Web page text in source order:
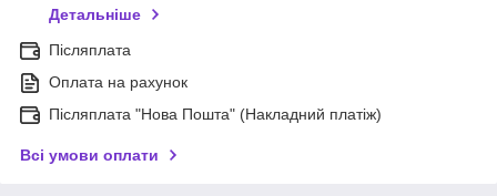
Детальніше
Післяплата
Оплата на рахунок
Післяплата "Нова Пошта" (Накладний платіж)
Всі умови оплати